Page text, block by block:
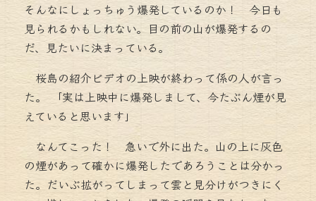
そんなにしょっちゅう爆発しているのか！ 今日も
見られるかもしれない。目の前の山が爆発するの
だ、見たいに決まっている。
桜島の紹介ビデオの上映が終わって係の人が言っ
た。 「実は上映中に爆発しまして、今たぶん煙が見
えていると思います」
なんてこった！ 急いで外に出た。山の上に灰色
の煙があって確かに爆発したであろうことは分かっ
た。だいぶ拡がってしまって雲と見分けがつきにく